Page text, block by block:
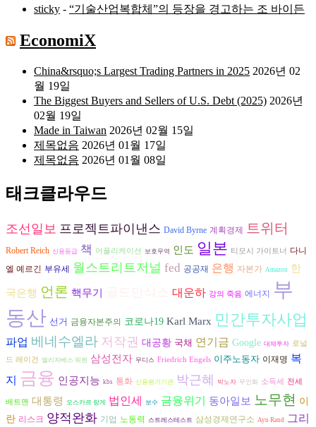
sticky - “기술산업복합체”의 등장을 경고하는 조 바이든
EconomiX
China&rsquo;s Largest Trading Partners in 2025 2026년 02
월 19일
The Biggest Buyers and Sellers of U.S. Debt (2025) 2026년
02월 19일
Made in Taiwan 2026년 02월 15일
제목없음 2026년 01월 17일
제목없음 2026년 01월 08일
태크클라우드
조선일보 프로젝트파이낸스 David Byrne 계획경제 트위터
Robert Reich 신용등급 책 어플리케이션 보호무역 인도 일본 티모시 가이트너
다니
엘 예르긴 부유세 월스트리트저널 fed 공공재 은행 자본가 Amazon 한
국은행 언론 핵무기 대운하 강의 죽음 에너지
부
동산 선거 금융자본주의 코로나19 Karl Marx 민간투자사업
파업 베네수엘라 저작권 대공황 국채 연기금 Google 대체투자 로널
드 레이건 엘리자베스 워렌 삼성전자 무디스 Friedrich Engels 이주노동자 이재명 복
지 금융 인공지능 kbs 통화 신용평가기관 박근혜 박노자 무인화 소득세 전세
배트맨 대통령 오스카르 랑게 법인세 보수 금융위기 동아일보 노무현 이
란 리스크 양적완화 기업 노동력 스트레스테스트 삼성경제연구소 Ayn Rand 그리